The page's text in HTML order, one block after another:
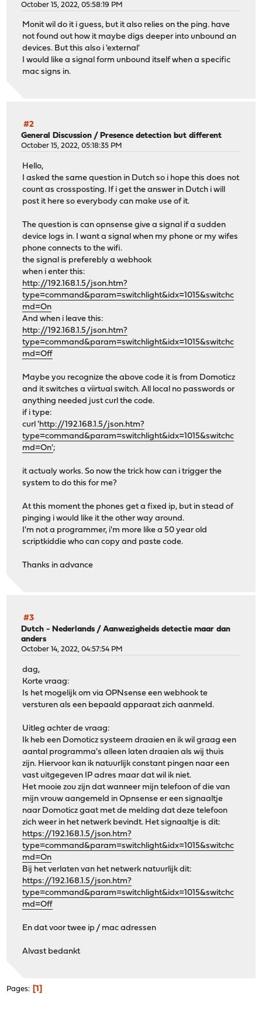
October 15, 2022, 05:58:19 PM
Monit wil do it i guess, but it also relies on the ping. have
not found out how it maybe digs deeper into unbound an
devices. But this also i 'external'
I would like a signal form unbound itself when a specific
mac signs in.
#2
General Discussion /Presence detection but different
October 15, 2022, 05:18:35 PM
Hello,
I asked the same question in Dutch so i hope this does not
count as crossposting. If i get the answer in Dutch i will
post it here so everybody can make use of it.
The question is can opnsense give a signal if a sudden
device logs in. I want a signal when my phone or my wifes
phone connects to the wifi.
the signal is preferebly a webhook
when i enter this:
http://192.168.1.5/json.htm?
type=command&param=switchlight&idx=1015&switchc
md=On
And when i leave this:
http://192.168.1.5/json.htm?
type=command&param=switchlight&idx=1015&switchc
md=Off
Maybe you recognize the above code it is from Domoticz
and it switches a viirtual switch. All local no passwords or
anything needed just curl the code.
if i type:
curl 'http://192.168.1.5/json.htm?
type=command&param=switchlight&idx=1015&switchc
md=On';
it actualy works. So now the trick how can i trigger the
system to do this for me?
At this moment the phones get a fixed ip, but in stead of
pinging i would like it the other way around.
I'm not a programmer, i'm more like a 50 year old
scriptkiddie who can copy and paste code.
Thanks in advance
#3
Dutch - Nederlands /Aanwezigheids detectie maar dan
anders
October 14, 2022, 04:57:54 PM
dag,
Korte vraag:
Is het mogelijk om via OPNsense een webhook te
versturen als een bepaald apparaat zich aanmeld.
Uitleg achter de vraag:
Ik heb een Domoticz systeem draaien en ik wil graag een
aantal programma's alleen laten draaien als wij thuis
zijn. Hiervoor kan ik natuurlijk constant pingen naar een
vast uitgegeven IP adres maar dat wil ik niet.
Het mooie zou zijn dat wanneer mijn telefoon of die van
mijn vrouw aangemeld in Opnsense er een signaaltje
naar Domoticz gaat met de melding dat deze telefoon
zich weer in het netwerk bevindt. Het signaaltje is dit:
https://192.168.1.5/json.htm?
type=command&param=switchlight&idx=1015&switchc
md=On
Bij het verlaten van het netwerk natuurlijk dit:
https://192.168.1.5/json.htm?
type=command&param=switchlight&idx=1015&switchc
md=Off
En dat voor twee ip / mac adressen
Alvast bedankt
Pages 1